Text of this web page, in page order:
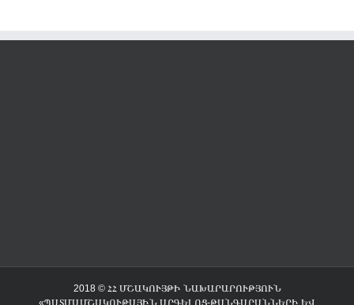
2018 © ՀՀ ՄՇԱԿՈՒՅԹԻ ՆԱԽԱՐԱՐՈՒԹՅՈՒՆ